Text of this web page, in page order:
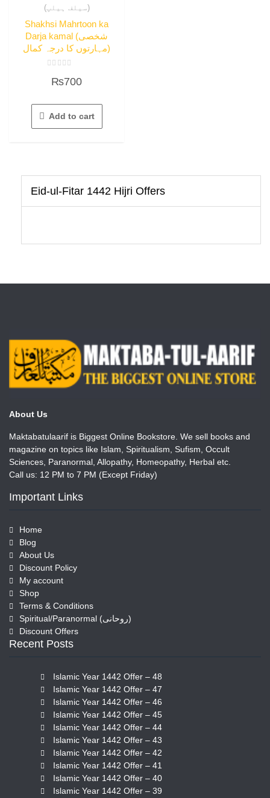
(سیلف ہیلپ)
Shakhsi Mahrtoon ka
Darja kamal (شخصی
مہارتوں کا درجہ کمال)
out
5
₨700
Add to cart
Eid-ul-Fitar 1442 Hijri Offers
About Us
Maktabatulaarif is Biggest Online Bookstore. We sell books and
magazine on topics like Islam, Spiritualism, Sufism, Occult
Sciences, Paranormal, Allopathy, Homeopathy, Herbal etc.
Call us: 12 PM to 7 PM (Except Friday)
Important Links
Home
Blog
About Us
Discount Policy
My account
Shop
Terms & Conditions
Spiritual/Paranormal (روحانی)
Discount Offers
Recent Posts
Islamic Year 1442 Offer – 48
Islamic Year 1442 Offer – 47
Islamic Year 1442 Offer – 46
Islamic Year 1442 Offer – 45
Islamic Year 1442 Offer – 44
Islamic Year 1442 Offer – 43
Islamic Year 1442 Offer – 42
Islamic Year 1442 Offer – 41
Islamic Year 1442 Offer – 40
Islamic Year 1442 Offer – 39